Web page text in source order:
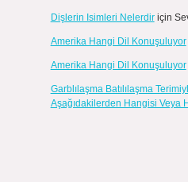
Dişlerin Isimleri Nelerdiriçin
Amerika Hangi Dil Konuşuluyor
Amerika Hangi Dil Konuşuluyor
Garblılaşma Batılılaşma
Aşağıdakilerden Hangisi Veya